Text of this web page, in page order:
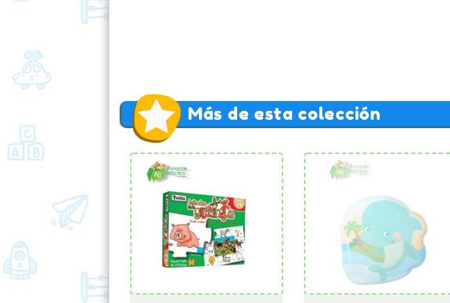
Más de esta colección